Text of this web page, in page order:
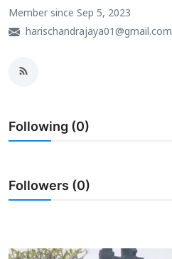
Kearifan lokal
Seni
Usadha
Indonesia
Member since Sep 5, 2023
harischandrajaya01@gmail.com
Following (0)
Followers (0)